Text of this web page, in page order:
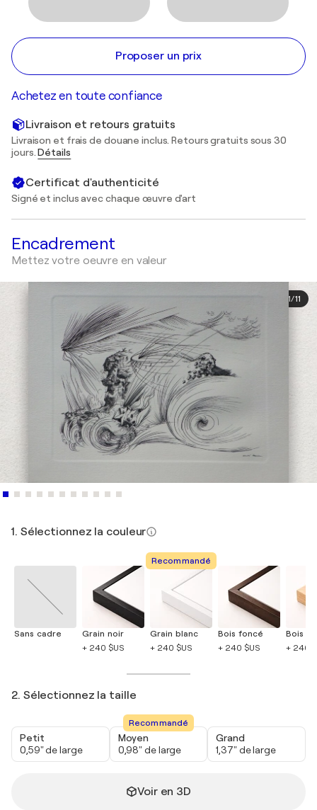
Proposer un prix
Achetez en toute confiance
Livraison et retours gratuits
Livraison et frais de douane inclus. Retours gratuits sous 30
jours.Détails
Certificat d'authenticité
Signé et inclus avec chaque œuvre d'art
Encadrement
Mettez votre oeuvre en valeur
1/11
1. Sélectionnez la couleur
Sans cadre
Grain noir
+ 240 $US
Recommandé
Grain blanc
+ 240 $US
Bois foncé
+ 240 $US
Bois
+ 240
2. Sélectionnez la taille
Petit
0,59" de large
Recommandé
Moyen
0,98" de large
Grand
1,37" de large
Voir en 3D